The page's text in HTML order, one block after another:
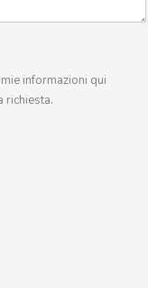
informazioni qui
richiesta.